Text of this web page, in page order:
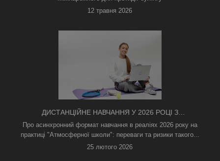
12 травня 2026
ДИСТАНЦІЙНЕ НАВЧАННЯ У 2026 РОЦІ З
ТРИВОГАМИ ТА БЕЗ СВІТЛА: ЯК АСИНХРОННИЙ
ФОРМАТ РЯТУЄ ОСВІТНІЙ ПРОЦЕС
Про асинхронний формат навчання в реаліях 2026 року на
практиці "Атмосферної школи": переваги та ризики такого...
25 лютого 2026